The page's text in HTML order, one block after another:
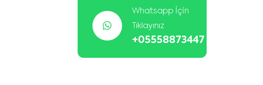
Whatsapp İçin
Tıklayınız
+05558873447